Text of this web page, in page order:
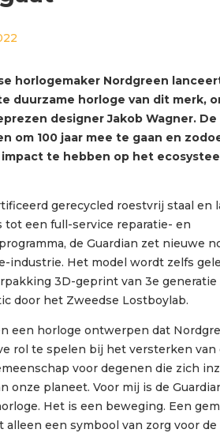
horlogemaker Nordgreen
duurzame horloge van dit merk,
designer Jakob Wagner. De
om 100 jaar mee te gaan en
impact te hebben op het
gerecycled roestvrij staal en
tot een full-service reparatie- en
de Guardian zet nieuwe
industrie. Het model wordt zelfs
3D-geprint van 3e generatie
door het Zweedse Lostboylab.
een horloge ontwerpen dat
rol te spelen bij het versterken
voor degenen die zich
onze planeet. Voor mij is de
Het is een beweging. Een
alleen een symbool van zorg voor